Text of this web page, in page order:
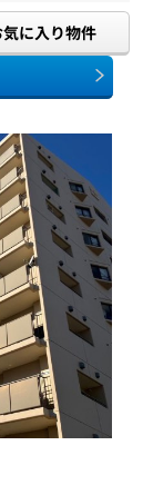
気に入り物件